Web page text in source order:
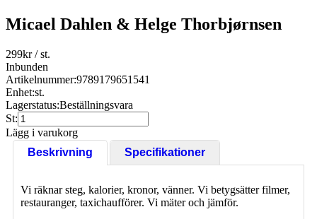
Micael Dahlen & Helge Thorbjørnsen
299kr/ st.
Inbunden
Artikelnummer:9789179651541
Enhet:st.
Lagerstatus:Beställningsvara
St:
Lägg i varukorg
Beskrivning
Specifikationer
Vi räknar steg, kalorier, kronor, vänner. Vi betygsätter filmer,
restauranger, taxichaufförer. Vi mäter och jämför.